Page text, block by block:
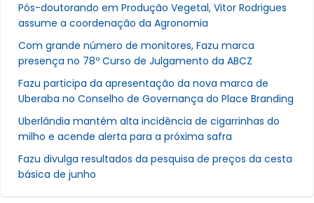
Pós-doutorando em Produção Vegetal, Vitor Rodrigues
assume a coordenação da Agronomia
Com grande número de monitores, Fazu marca
presença no 78º Curso de Julgamento da ABCZ
Fazu participa da apresentação da nova marca de
Uberaba no Conselho de Governança do Place Branding
Uberlândia mantém alta incidência de cigarrinhas do
milho e acende alerta para a próxima safra
Fazu divulga resultados da pesquisa de preços da cesta
básica de junho